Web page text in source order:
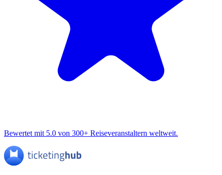
Bewertet mit 5.0 von 300+ Reiseveranstaltern weltweit.